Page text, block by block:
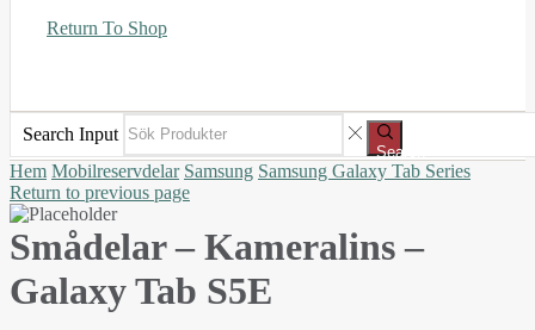
Return To Shop
Search Input
Search
Hem Mobilreservdelar Samsung Samsung Galaxy Tab Series
Return to previous page
Smådelar – Kameralins –
Galaxy Tab S5E